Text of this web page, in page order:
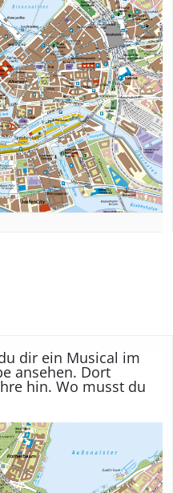
dir ein Musical im
ansehen. Dort
hin. Wo musst du